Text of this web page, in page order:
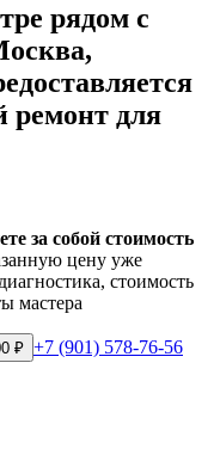
рядом с
ремонт для
за собой стоимость
цену уже
стоимость
мастера
₽ +7 (901) 578-76-56